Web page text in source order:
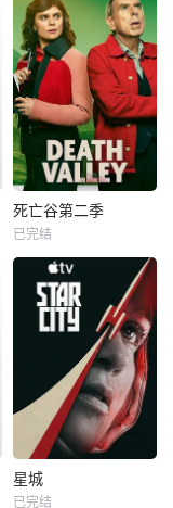
死亡谷第二季
已完结
星城
已完结